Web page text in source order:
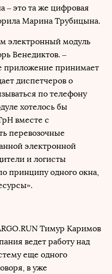
‒ это та же цифровая
Марина Трубицына.
электронный модуль
Венедиктов. –
приложение принимает
диспетчеров о
по телефону
хотелось бы
вместе с
перевозочные
электронной
и логисты
принципу одного окна,
Тимур Каримов
ведет работу над
еще одного
в уже